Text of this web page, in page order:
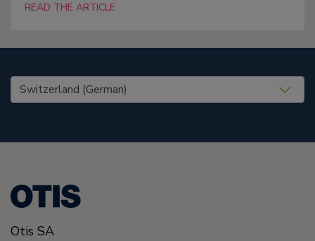
READ THE ARTICLE
United States (EN)
Otis SA